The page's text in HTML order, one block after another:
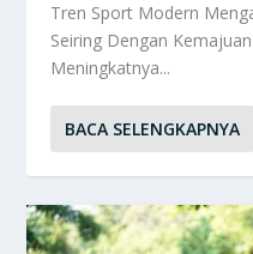
Tren Sport Modern
Seiring Dengan
Meningkatnya...
BACA SELENGKAPNYA